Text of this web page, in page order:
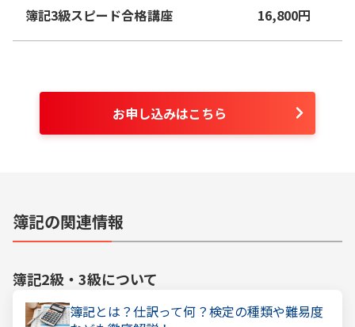
簿記3級スピード合格講座 16,800円
お申し込みはこちら
簿記の関連情報
簿記2級・3級について
簿記とは？仕訳って何？検定の種類や難易度